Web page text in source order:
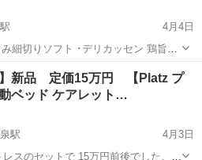
4月4日
細切りソフト ･デリカッセン 鶏旨サ
ささみジャーキー まろやか黄金バタ
魅惑のテリヤキ味 ･ゴン太のほねっ
その他 ゴン太
】新品 定価15万円 【Platz プ
ベッド ケアレット…
駅
4月3日